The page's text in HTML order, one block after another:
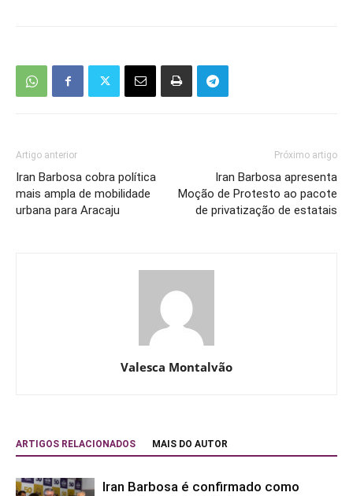
Artigo anterior
Iran Barbosa cobra política
mais ampla de mobilidade
urbana para Aracaju
Próximo artigo
Iran Barbosa apresenta
Moção de Protesto ao pacote
de privatização de estatais
Valesca Montalvão
ARTIGOS RELACIONADOS MAIS DO AUTOR
Iran Barbosa é confirmado como